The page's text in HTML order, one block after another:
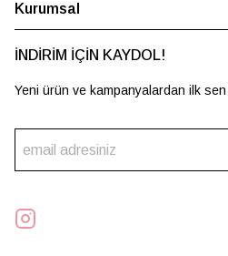
Kurumsal
İNDİRİM İÇİN KAYDOL!
Yeni ürün ve kampanyalardan ilk